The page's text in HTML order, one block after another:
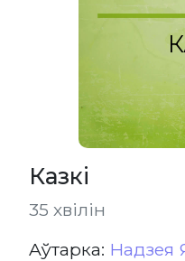
Казкі
35 хвілін
Aўтарка: Надзея